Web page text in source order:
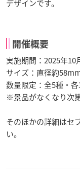
デザインです。
開催概要
実施期間：2025年10
サイズ：直径約
数量限定：全5種・
※景品がなくなり次
そのほかの詳細はセ
い。